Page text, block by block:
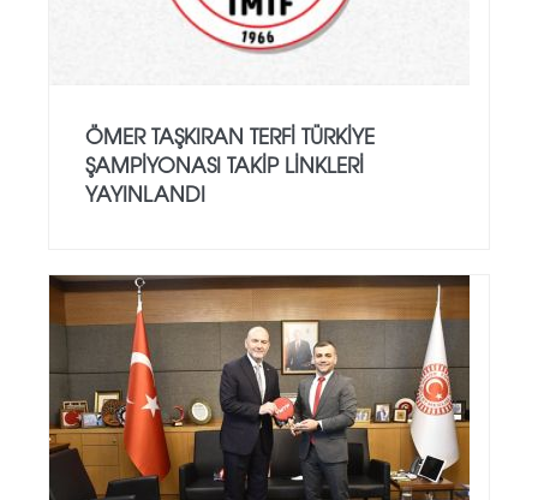
ÖMER TAŞKIRAN TERFI TÜRKIYE
ŞAMPIYONASI TAKIP LINKLERI
YAYINLANDI